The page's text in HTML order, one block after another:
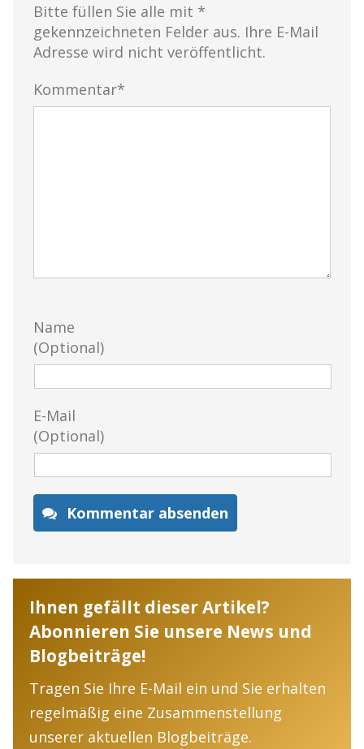
Bitte füllen Sie alle mit *
gekennzeichneten Felder aus. Ihre E-Mail
Adresse wird nicht veröffentlicht.
Kommentar*
Name
(Optional)
E-Mail
(Optional)
Kommentar absenden
Ihnen gefällt dieser Artikel?
Abonnieren Sie unsere News und
Blogbeiträge!
Tragen Sie Ihre E-Mail ein und Sie erhalten
regelmäßig eine Zusammenstellung
unserer aktuellen Blogbeiträge.